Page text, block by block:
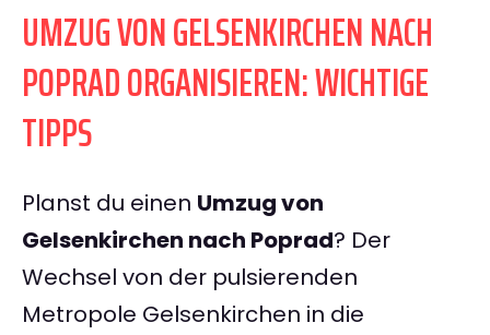
UMZUG VON GELSENKIRCHEN NACH
POPRAD ORGANISIEREN: WICHTIGE
TIPPS
Planst du einen Umzug von
Gelsenkirchen nach Poprad? Der
Wechsel von der pulsierenden
Metropole Gelsenkirchen in die